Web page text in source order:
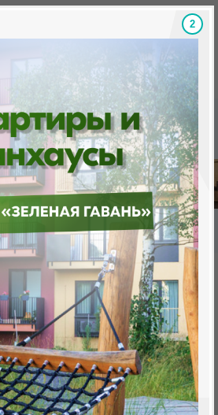
бонусы Готовые
Минска «Минск Мир»
Европа"
квартал
Европа"
просп .Мира д.10
Слобода», 566 м
1